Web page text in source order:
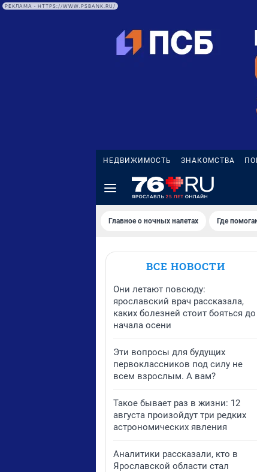
РЕКЛАМА • HTTPS://WWW.PSBANK.RU/
НЕДВИЖИМОСТЬ ЗНАКОМСТВА
Главное о ночных налетах Где
ВСЕ НОВОСТИ
Они летают повсюду:
ярославский врач рассказала,
каких болезней стоит бояться до
начала осени
Эти вопросы для будущих
первоклассников под силу не
всем взрослым. А вам?
Такое бывает раз в жизни: 12
августа произойдут три редких
астрономических явления
Аналитики рассказали, кто в
Ярославской области стал